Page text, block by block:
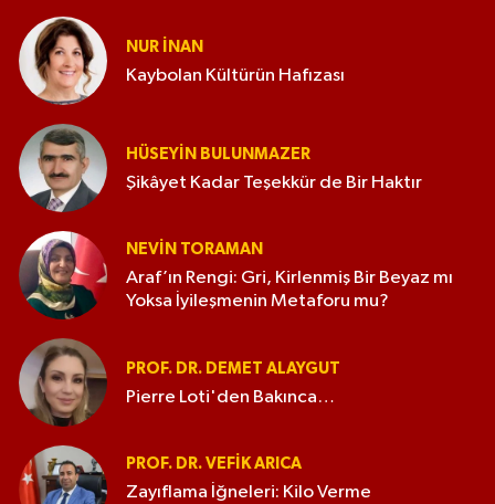
NUR İNAN
Kaybolan Kültürün Hafızası
HÜSEYIN BULUNMAZER
Şikâyet Kadar Teşekkür de Bir Haktır
NEVIN TORAMAN
Araf’ın Rengi: Gri, Kirlenmiş Bir Beyaz mı
Yoksa İyileşmenin Metaforu mu?
PROF. DR. DEMET ALAYGUT
Pierre Loti'den Bakınca…
PROF. DR. VEFIK ARICA
Zayıflama İğneleri: Kilo Verme